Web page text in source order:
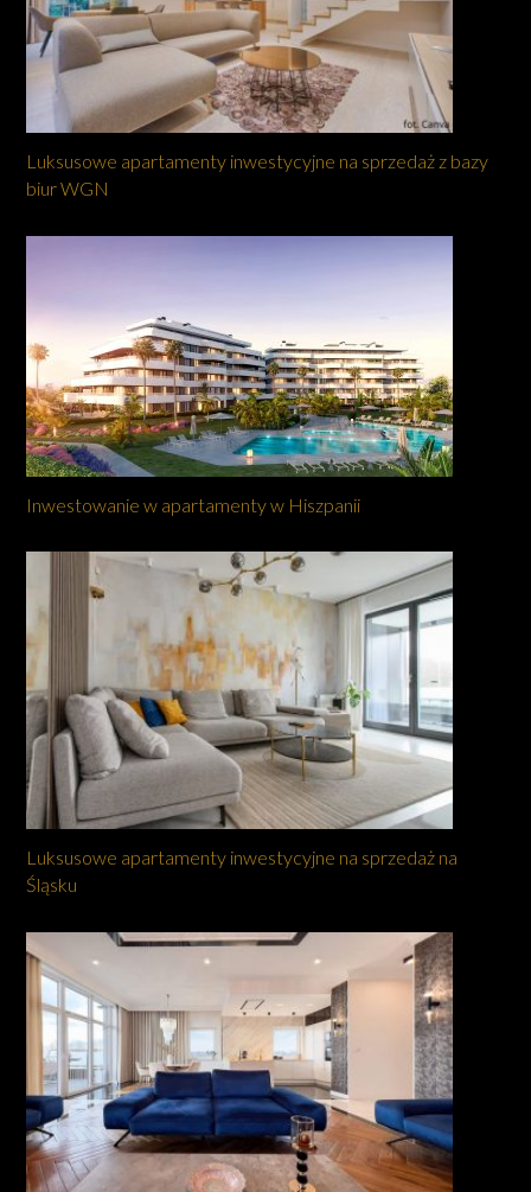
Luksusowe apartamenty inwestycyjne na sprzedaż z bazy
biur WGN
Inwestowanie w apartamenty w Hiszpanii
Luksusowe apartamenty inwestycyjne na sprzedaż na
Śląsku